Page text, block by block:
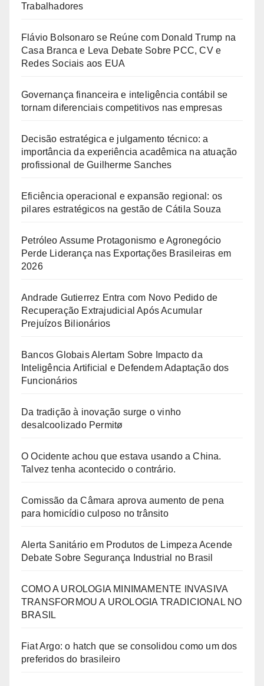
Trabalhadores
Flávio Bolsonaro se Reúne com Donald Trump na
Casa Branca e Leva Debate Sobre PCC, CV e
Redes Sociais aos EUA
Governança financeira e inteligência contábil se
tornam diferenciais competitivos nas empresas
Decisão estratégica e julgamento técnico: a
importância da experiência acadêmica na atuação
profissional de Guilherme Sanches
Eficiência operacional e expansão regional: os
pilares estratégicos na gestão de Cátila Souza
Petróleo Assume Protagonismo e Agronegócio
Perde Liderança nas Exportações Brasileiras em
2026
Andrade Gutierrez Entra com Novo Pedido de
Recuperação Extrajudicial Após Acumular
Prejuízos Bilionários
Bancos Globais Alertam Sobre Impacto da
Inteligência Artificial e Defendem Adaptação dos
Funcionários
Da tradição à inovação surge o vinho
desalcoolizado Permitø
O Ocidente achou que estava usando a China.
Talvez tenha acontecido o contrário.
Comissão da Câmara aprova aumento de pena
para homicídio culposo no trânsito
Alerta Sanitário em Produtos de Limpeza Acende
Debate Sobre Segurança Industrial no Brasil
COMO A UROLOGIA MINIMAMENTE INVASIVA
TRANSFORMOU A UROLOGIA TRADICIONAL NO
BRASIL
Fiat Argo: o hatch que se consolidou como um dos
preferidos do brasileiro